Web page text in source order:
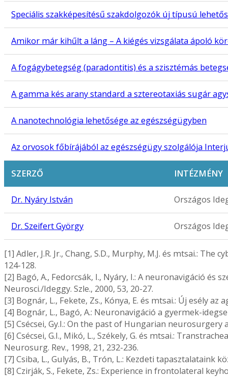
Speciális szakképesítésű szakdolgozók új típusú
Amikor már kihűlt a láng – A kiégés vizsgálata ápoló
A fogágybetegség (paradontitis) és a szisztémás
A gamma kés arany standard a sztereotaxiás sugár
A nanotechnológia lehetősége az egészségügyben
Az orvosok főbírájából az egészségügy szolgálója
SZERZŐ INTÉZMÉNY
Dr. Nyáry István Országos
Dr. Szeifert György Országos
[1] Adler, J.R. Jr., Chang, S.D., Murphy, M.J. és mtsai.:
124-128.
[2] Bagó, A., Fedorcsák, I., Nyáry, I.: A neuronavigáció
Neurosci./Ideggy. Szle., 2000, 53, 20-27.
[3] Bognár, L., Fekete, Zs., Kónya, E. és mtsai.: Új esély
[4] Bognár, L., Bagó, A.: Neuronavigáció a gyermek-
[5] Csécsei, Gy.I.: On the past of Hungarian neurosurgery
[6] Csécsei, G.I., Mikó, L., Székely, G. és mtsai.:
Neurosurg. Rev., 1998, 21, 232-236.
[7] Csiba, L., Gulyás, B., Trón, L.: Kezdeti tapasztalataink
[8] Czirják, S., Fekete, Zs.: Experience in frontolateral